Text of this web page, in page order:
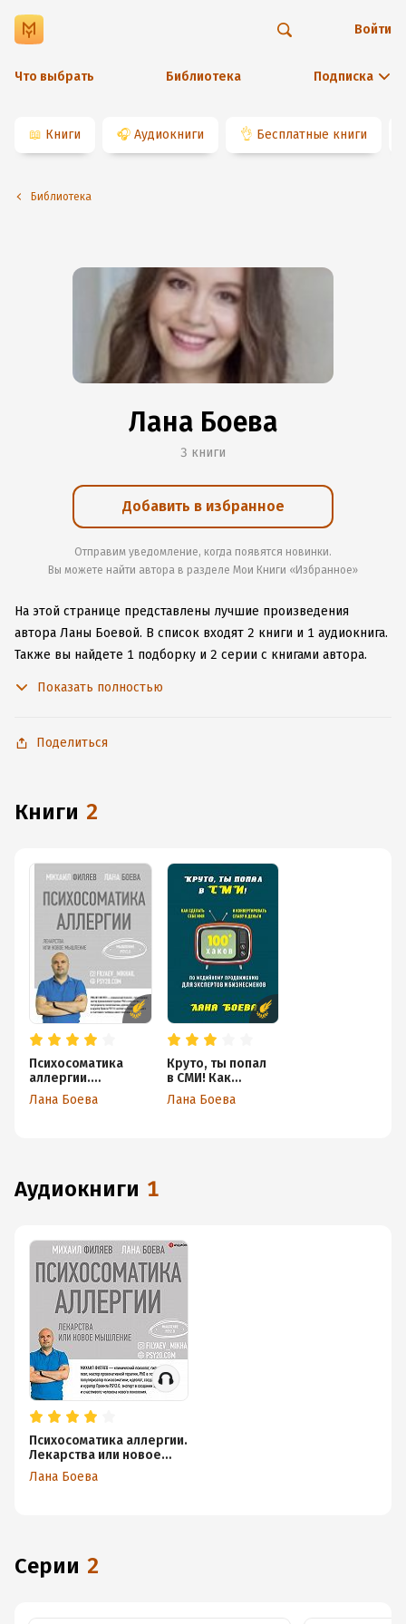
Что выбрать Библиотека Подписка
Войти
📖 Книги 🎧 Аудиокниги 👌 Бесплатные книги
Библиотека
Лана Боева
3 книги
Добавить в избранное
Отправим уведомление, когда появятся новинки.
Вы можете найти автора в разделе Мои Книги «Избранное»
На этой странице представлены лучшие произведения
автора Ланы Боевой. В список входят 2 книги и 1 аудиокнига.
Также вы найдете 1 подборку и 2 серии с книгами автора.
Android, чтобы не расставаться с любимыми произведениями
Показать полностью
Поделиться
книги 2
Психосоматика
аллергии.
Лекарства или
новое мышление
Лана Боева
Круто, ты попал
в СМИ! Как
сделать себе имя
и
Лана Боева
аудиокниги 1
Психосоматика аллергии.
Лекарства или новое
мышление
Лана Боева
Серии 2